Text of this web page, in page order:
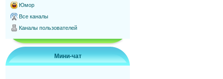
Юмор
Все каналы
Каналы пользователей
Мини-чат